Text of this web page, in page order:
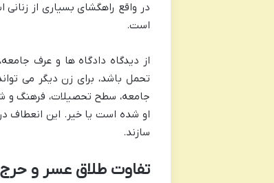
در واقع راهگشای بسیاری از
است.
از دیدگاه دادگاه ها و عرف
تحمل باشد، برای زن دیگر می
جامعه، سطح تحصیلات، فرهنگ و
او شده است یا خیر. این انعطاف
سازند.
تفاوت طلاق عسر و حرج